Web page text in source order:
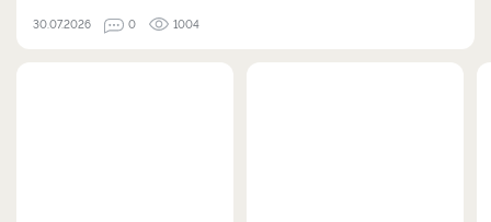
30.07.2026 0 1004